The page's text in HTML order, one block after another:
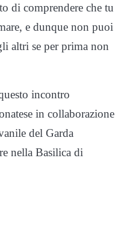
di comprendere che tu
e dunque non puoi
altri se per prima non
incontro
in collaborazione
del Garda
nella Basilica di